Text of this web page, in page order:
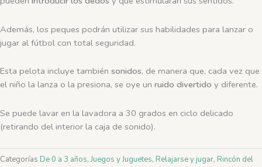
Además, los peques podrán utilizar sus habilidades para lanzar o
jugar al fútbol con total seguridad.
Esta pelota incluye también sonidos, de manera que, cada vez que
el niño la lanza o la presiona, se oye un ruido divertido y diferente.
Se puede lavar en la lavadora a 30 grados en ciclo delicado
(retirando del interior la caja de sonido).
Categorías De 0 a 3 años,Juegos y Juguetes, Relajarse y jugar, Rincón del